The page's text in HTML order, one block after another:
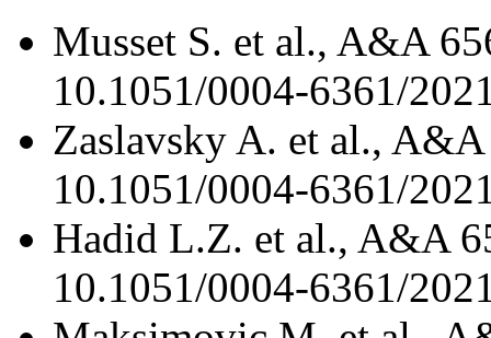
Musset S. et al., A&A
10.1051/0004-6361/
Zaslavsky A. et al.,
10.1051/0004-6361/
Hadid L.Z. et al., A&A
10.1051/0004-6361/